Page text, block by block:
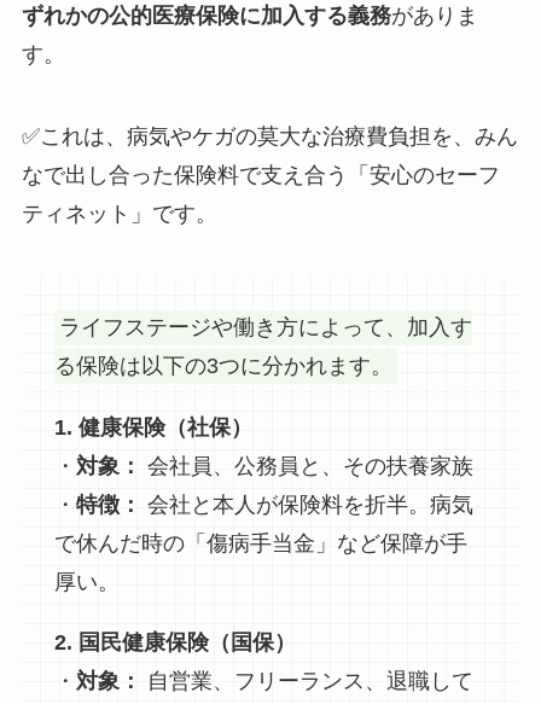
ずれかの公的医療保険に加入する義務がありま
す。
✅これは、病気やケガの莫大な治療費負担を、みん
なで出し合った保険料で支え合う「安心のセーフ
ティネット」です。
ライフステージや働き方によって、加入す
る保険は以下の3つに分かれます。
1. 健康保険（社保）
・ 対象： 会社員、公務員と、その扶養家族
・ 特徴： 会社と本人が保険料を折半。病気
で休んだ時の「傷病手当金」など保障が手
厚い。
2. 国民健康保険（国保）
・ 対象：
自営業、フリーランス、退職して